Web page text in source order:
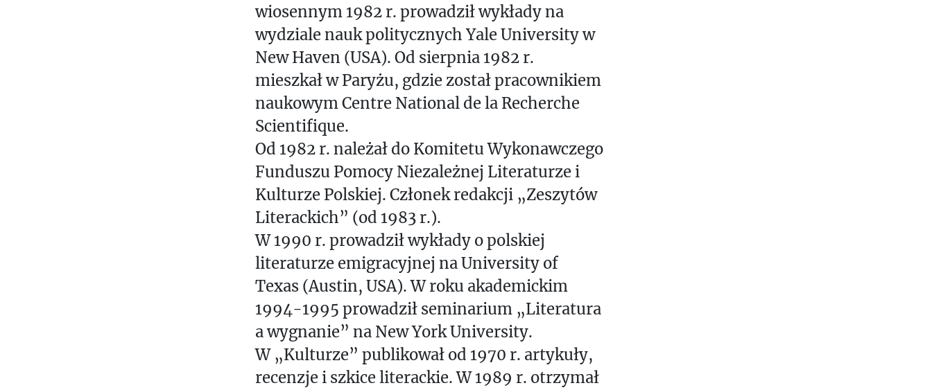
wiosennym 1982 r. prowadził wykłady na
wydziale nauk politycznych Yale University w
New Haven (USA). Od sierpnia 1982 r.
mieszkał w Paryżu, gdzie został pracownikiem
naukowym Centre National de la Recherche
Scientifique.
Od 1982 r. należał do Komitetu Wykonawczego
Funduszu Pomocy Niezależnej Literaturze i
Kulturze Polskiej. Członek redakcji „Zeszytów
Literackich” (od 1983 r.).
W 1990 r. prowadził wykłady o polskiej
literaturze emigracyjnej na University of
Texas (Austin, USA). W roku akademickim
1994-1995 prowadził seminarium „Literatura
a wygnanie” na New York University.
W „Kulturze” publikował od 1970 r. artykuły,
recenzje i szkice literackie. W 1989 r. otrzymał